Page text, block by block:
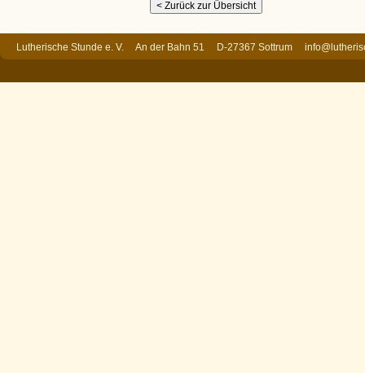
Lutherische Stunde e. V. An der Bahn 51 D-27367 Sottrum